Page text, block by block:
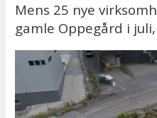
Mens 25 nye
gamle Oppegård i